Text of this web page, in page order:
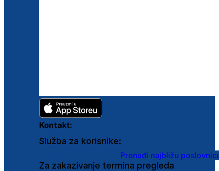
Kontakt:
Služba za korisnike:
Pronađi najbližu
Za zakazivanje termina pregleda